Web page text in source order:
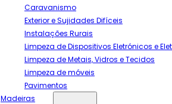
Caravanismo
Exterior e Sujidades Difíceis
Instalações Rurais
Limpeza de Dispositivos Eletrónicos e
Limpeza de Metais, Vidros e Tecidos
Limpeza de móveis
Pavimentos
Madeiras